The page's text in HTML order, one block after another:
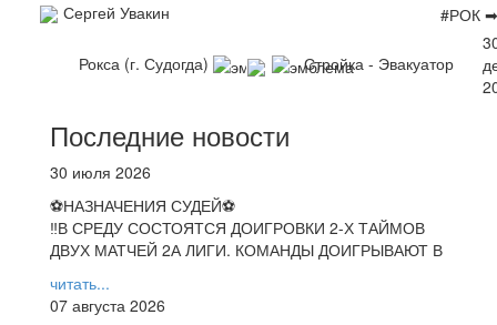
Сергей Увакин
#РОК
Рокса (г. Судогда) Стройка - Эвакуатор
Последние новости
30 июля 2026
⚽НАЗНАЧЕНИЯ СУДЕЙ⚽
‼В СРЕДУ СОСТОЯТСЯ ДОИГРОВКИ 2-Х ТАЙМОВ
ДВУХ МАТЧЕЙ 2А ЛИГИ. КОМАНДЫ ДОИГРЫВАЮТ В
читать...
07 августа 2026